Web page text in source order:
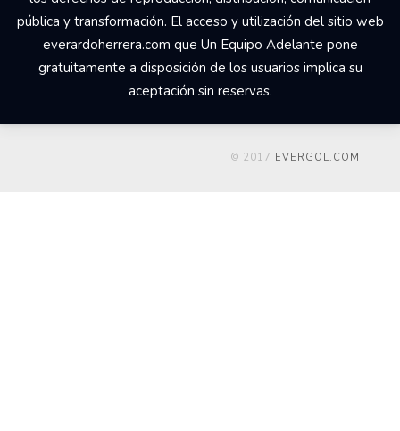
pública y transformación. El acceso y utilización del sitio web
everardoherrera.com que Un Equipo Adelante pone
gratuitamente a disposición de los usuarios implica su
aceptación sin reservas.
© 2017 EVERGOL.COM